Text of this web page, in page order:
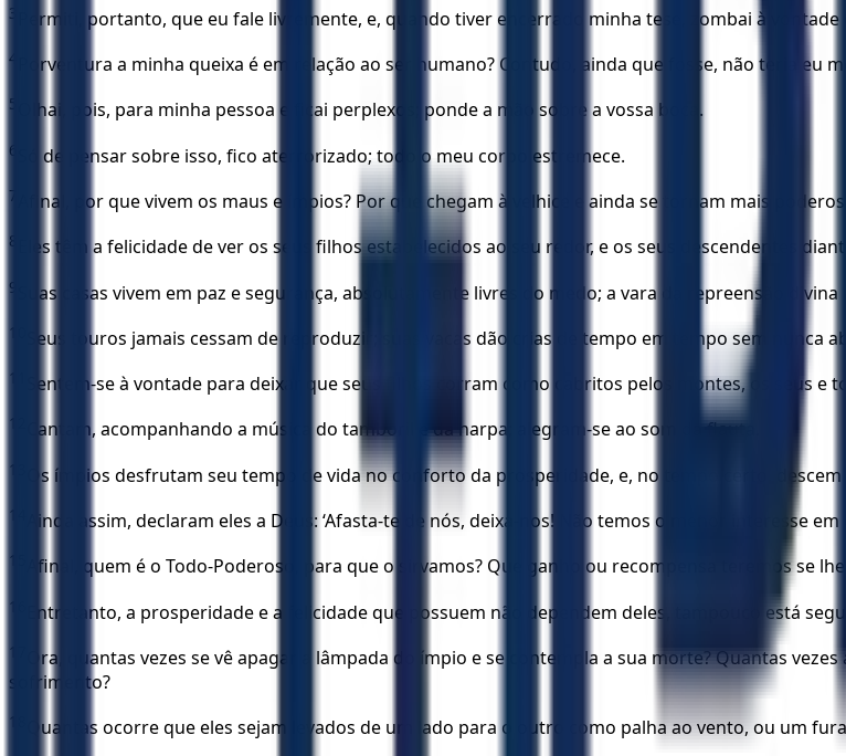
3 Permiti, portanto, que eu fale livremente, e, quando tiver encerrado minha tese, zombai à vontade
4 Porventura a minha queixa é em relação ao ser humano? Contudo, ainda que fosse, não teria eu
5 Olhai, pois, para minha pessoa e ficai perplexos; ponde a mão sobre a vossa boca.
6 Só de pensar sobre isso, fico aterrorizado; todo o meu corpo estremece.
7 Afinal, por que vivem os maus e ímpios? Por que chegam à velhice e ainda se tornam mais
8 Eles têm a felicidade de ver os seus filhos estabelecidos ao seu redor, e os seus descendentes
9 Suas casas vivem em paz e segurança, absolutamente livres do medo; a vara da repreensão
10 Seus touros jamais cessam de reproduzir; suas vacas dão crias de tempo em tempo sem nunca
11 Sentem-se à vontade para deixar que seus filhos corram como cabritos pelos montes, os seus e
12 Cantam, acompanhando a música do tamboril e da harpa; alegram-se ao som da flauta.
13 Os ímpios desfrutam seu tempo de vida no conforto da prosperidade, e, no tempo certo,
14 Ainda assim, declaram eles a Deus: ‘Afasta-te de nós, deixa-nos! Não temos o menor interesse
15 Afinal, quem é o Todo-Poderoso, para que o sirvamos? Que ganho ou recompensa teremos se lhe
16 Entretanto, a prosperidade e a felicidade que possuem não dependem deles, tampouco está
17
Ora, quantas vezes se vê apagar a lâmpada do ímpio e se contempla a sua morte? Quantas
sofrimento?
18 Quantas ocorre que eles sejam levados de um lado para o outro como palha ao vento, ou um